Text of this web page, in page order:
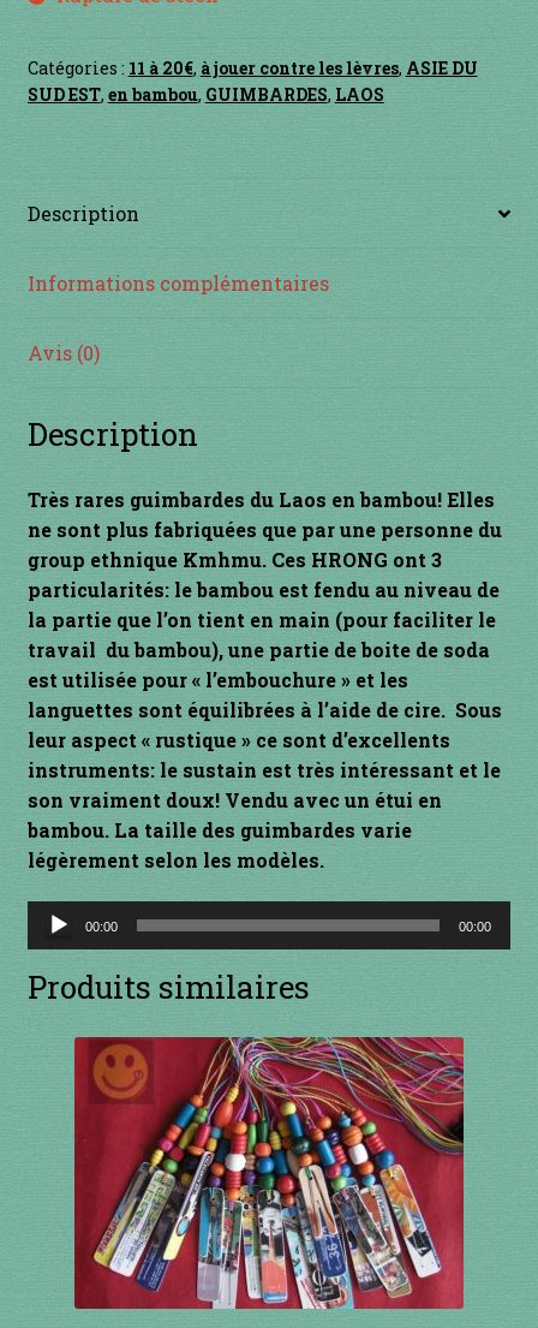
Contact
en acier
en cuivre
en laiton
en plastique
GUIMBARDES
INSTRUMENTS DIVERS
je suis confirmé
je suis débutant
Liens
Mon Compte
Newsletter
1 à 10€
21 à 30€
31 à 40€
Catégories : 11 à 20€, à jouer contre les lèvres, ASIE DU
SUD EST, en bambou, GUIMBARDES, LAOS
Description
Informations complémentaires
Avis (0)
Description
Très rares guimbardes du Laos en bambou! Elles
ne sont plus fabriquées que par une personne du
group ethnique Kmhmu. Ces HRONG ont 3
particularités: le bambou est fendu au niveau de
la partie que l’on tient en main (pour faciliter le
travail du bambou), une partie de boite de soda
est utilisée pour « l’embouchure » et les
languettes sont équilibrées à l’aide de cire. Sous
leur aspect « rustique » ce sont d’excellents
instruments: le sustain est très intéressant et le
son vraiment doux! Vendu avec un étui en
bambou. La taille des guimbardes varie
légèrement selon les modèles.
Lecteur
audio
00:00 00:00
Produits similaires